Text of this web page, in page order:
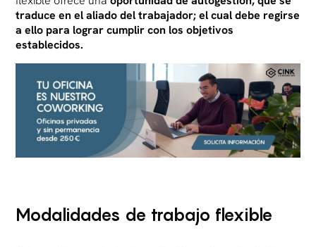
traduce en el aliado del trabajador; el cual debe regirse
a ello para lograr cumplir con los objetivos
establecidos.
Modalidades de trabajo flexible